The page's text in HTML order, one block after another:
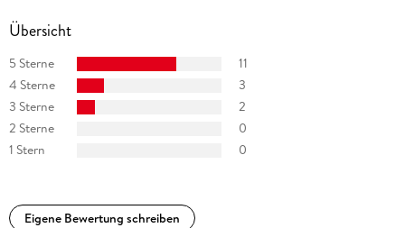
Übersicht
5 Sterne
11
4 Sterne
3
3 Sterne
2
2 Sterne
0
1 Stern
0
Eigene Bewertung schreiben